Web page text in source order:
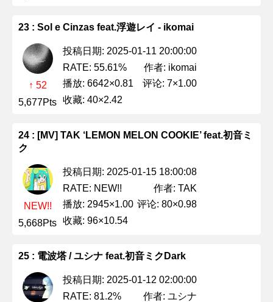
23 : Sol e Cinzas feat.浮遊レイ - ikomai
↑ 52
5,677Pts
投稿日期: 2025-01-11 20:00:00
RATE: 55.61%
作者: ikomai
播放: 6642×0.81
评论: 7×1.00
收藏: 40×2.42
24 : [MV] TAK ‘LEMON MELON COOKIE’ feat.初音ミ
ク
NEW!!
5,668Pts
投稿日期: 2025-01-15 18:00:08
RATE: NEW!!
作者: TAK
播放: 2945×1.00 评论: 80×0.98
收藏: 96×10.54
25 : 電波塔 / ユシナ feat.初音ミクDark
投稿日期: 2025-01-12 02:00:00
RATE: 81.2%
作者: ユシナ